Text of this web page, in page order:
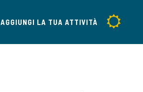
AGGIUNGI LA TUA ATTIVITÀ